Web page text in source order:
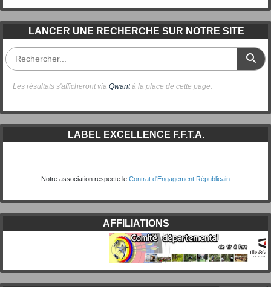
LANCER UNE RECHERCHE SUR NOTRE SITE
Les résultats s'afficheront via Qwantà la place de cette page.
LABEL EXCELLENCE F.F.T.A.
Notre association respecte le Contrat d'Engagement Républicain
AFFILIATIONS